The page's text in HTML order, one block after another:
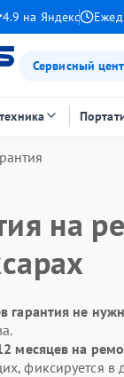
4.9 на Яндекс
Сервисный
на
гарантия не
месяцев на
фиксируется в